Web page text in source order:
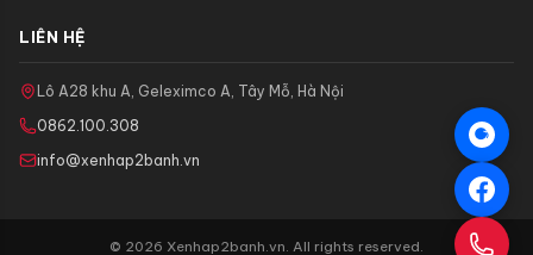
LIÊN HỆ
Lô A28 khu A, Geleximco A, Tây Mỗ, Hà Nội
0862.100.308
info@xenhap2banh.vn
© 2026 Xenhap2banh.vn. All rights reserved.